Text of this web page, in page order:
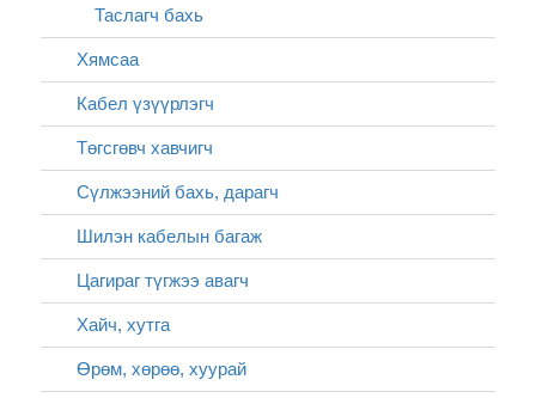
Таслагч бахь
Хямсаа
Кабел үзүүрлэгч
Төгсгөвч хавчигч
Сүлжээний бахь, дарагч
Шилэн кабелын багаж
Цагираг түгжээ авагч
Хайч, хутга
Өрөм, хөрөө, хуурай